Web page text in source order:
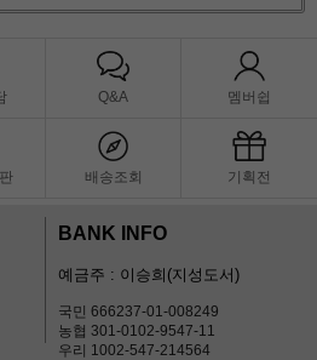
Q&A 멤버쉽
배송조회 기획전
BANK INFO
예금주 : 이승희(지성도서)
국민 666237-01-008249
농협 301-0102-9547-11
우리 1002-547-214564